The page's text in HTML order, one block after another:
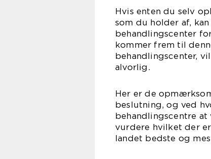
Hvis enten du selv
som du holder af,
behandlingscenter
kommer frem til
behandlingscenter,
Her er de
beslutning, og ved
behandlingscentre
vurdere hvilket der
landet bedste og